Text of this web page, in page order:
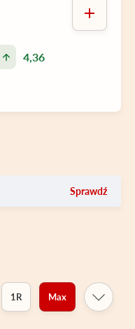
4,36
Sprawdź
1R Max